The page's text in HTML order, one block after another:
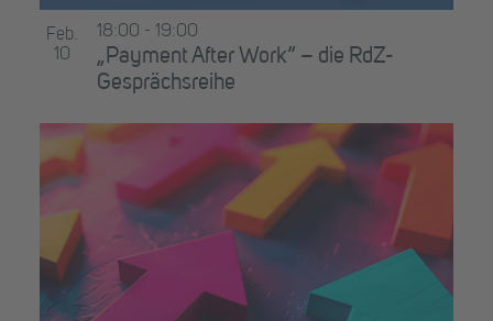
Feb.
10
„Payment After Work“ – die RdZ-
Gesprächsreihe
18:00 - 19:00